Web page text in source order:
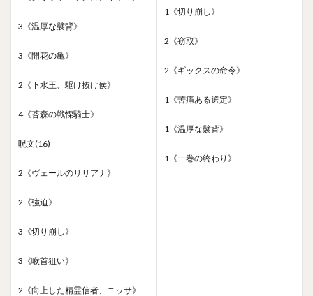
3《温厚な襞背》
3《開花の亀》
2《下水王、駆け抜け侯》
4《苔森の戦慄騎士》
呪文(16)
2《ヴェールのリリアナ》
2《強迫》
3《切り崩し》
3《喉首狙い》
2《向上した精霊信者、ニッサ》
1《切り崩し》
2《窃取》
2《ギックスの命令》
1《苦痛ある選定》
1《温厚な襞背》
1《一巻の終わり》